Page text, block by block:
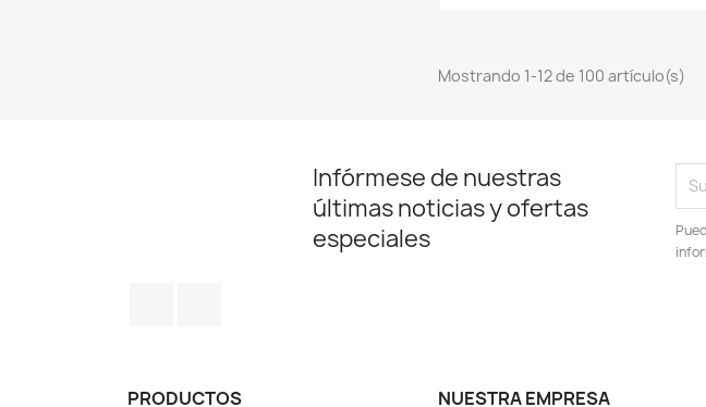
Mostrando 1-12 de 100 artículo(s)
Infórmese de nuestras
últimas noticias y ofertas
especiales
PRODUCTOS NUESTRA EMPRESA